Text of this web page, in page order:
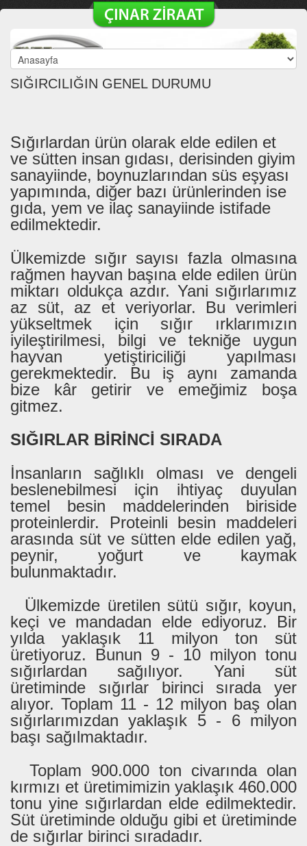
SIĞIRCILIĞIN GENEL DURUMU
Sığırlardan ürün olarak elde edilen et
ve sütten insan gıdası, derisinden giyim
sanayiinde, boynuzlarından süs eşyası
yapımında, diğer bazı ürünlerinden ise
gıda, yem ve ilaç sanayiinde istifade
edilmektedir.
Ülkemizde sığır sayısı fazla olmasına
rağmen hayvan başına elde edilen ürün
miktarı oldukça azdır. Yani sığırlarımız
az süt, az et veriyorlar. Bu verimleri
yükseltmek için sığır ırklarımızın
iyileştirilmesi, bilgi ve tekniğe uygun
hayvan yetiştiriciliği yapılması
gerekmektedir. Bu iş aynı zamanda
bize kâr getirir ve emeğimiz boşa
gitmez.
SIĞIRLAR BİRİNCİ SIRADA
İnsanların sağlıklı olması ve dengeli
beslenebilmesi için ihtiyaç duyulan
temel besin maddelerinden biriside
proteinlerdir. Proteinli besin maddeleri
arasında süt ve sütten elde edilen yağ,
peynir, yoğurt ve kaymak
bulunmaktadır.
Ülkemizde üretilen sütü sığır, koyun,
keçi ve mandadan elde ediyoruz. Bir
yılda yaklaşık 11 milyon ton süt
üretiyoruz. Bunun 9 - 10 milyon tonu
sığırlardan sağılıyor. Yani süt
üretiminde sığırlar birinci sırada yer
alıyor. Toplam 11 - 12 milyon baş olan
sığırlarımızdan yaklaşık 5 - 6 milyon
başı sağılmaktadır.
Toplam 900.000 ton civarında olan
kırmızı et üretimimizin yaklaşık 460.000
tonu yine sığırlardan elde edilmektedir.
Süt üretiminde olduğu gibi et üretiminde
de sığırlar birinci sıradadır.